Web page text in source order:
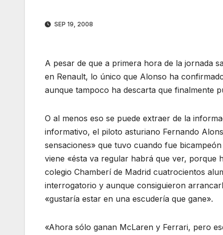
SEP 19, 2008
A pesar de que a primera hora de la jornada
en Renault, lo único que Alonso ha
aunque tampoco ha descarta que finalmente
O al menos eso se puede extraer de la
informativo, el piloto asturiano Fernando
sensaciones» que tuvo cuando fue
viene «ésta va regular habrá que ver, porque
colegio Chamberí de Madrid cuatrocientos
interrogatorio y aunque consiguieron
«gustaría estar en una escudería que gane».
«Ahora sólo ganan McLaren y Ferrari, pero